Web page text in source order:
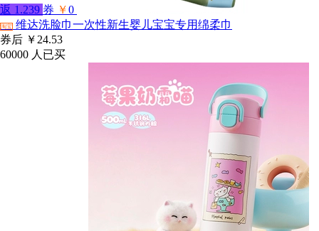
返 1.239 券 ￥0
淘宝 维达洗脸巾一次性新生婴儿宝宝专用绵柔巾
券后 ￥24.53
60000 人已买